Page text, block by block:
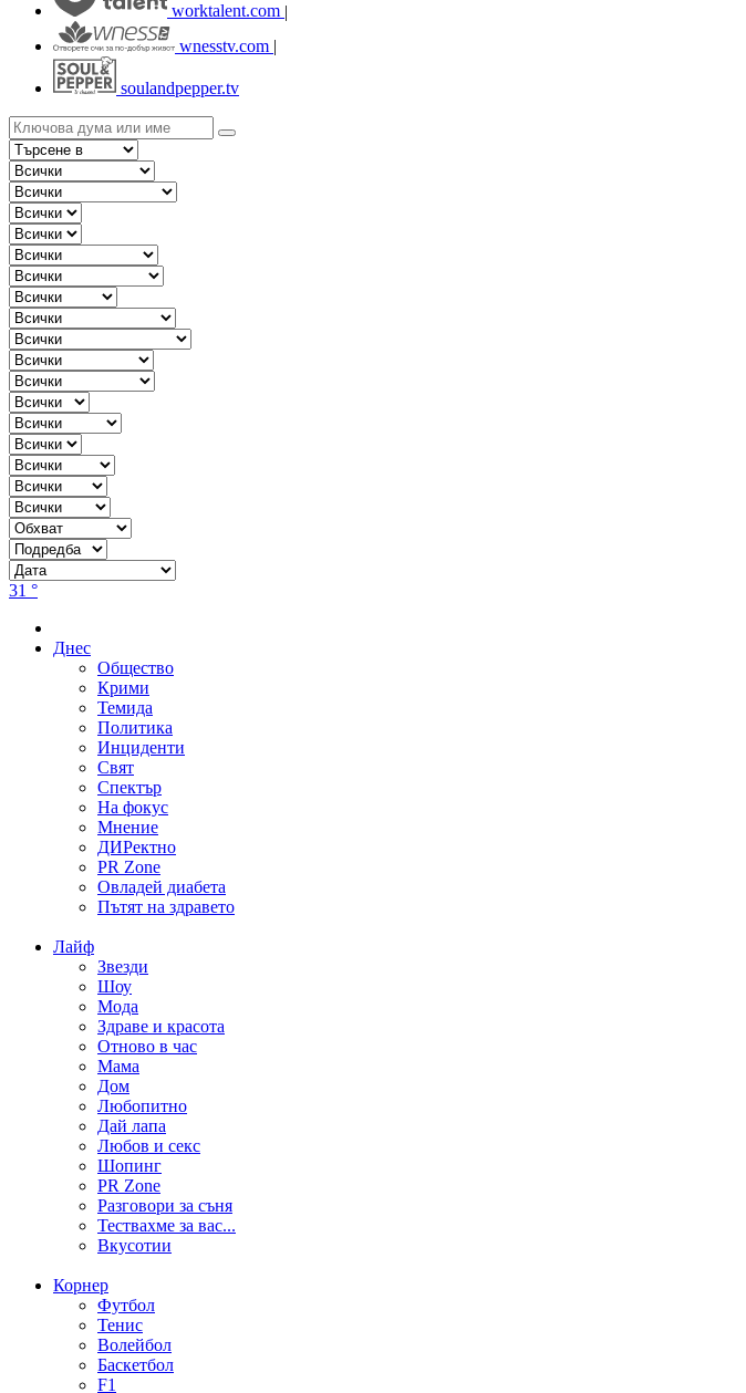
worktalent.com |
wnesstv.com |
soulandpepper.tv
31 °
Днес
Общество
Крими
Темида
Политика
Инциденти
Свят
Спектър
На фокус
Мнение
ДИРектно
PR Zone
Овладей диабета
Пътят на здравето
Лайф
Звезди
Шоу
Мода
Здраве и красота
Отново в час
Мама
Дом
Любопитно
Дай лапа
Любов и секс
Шопинг
PR Zone
Разговори за съня
Тествахме за вас...
Вкусотии
Корнер
Футбол
Тенис
Волейбол
Баскетбол
F1